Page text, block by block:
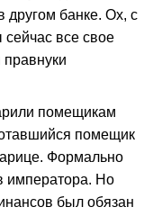
банке. Ох, с
все свое
помещикам
помещик
Формально
императора. Но
был обязан